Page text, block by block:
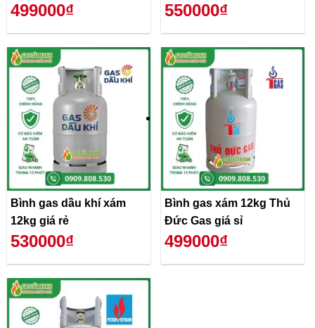
499000₫ 550000₫
Bình gas dầu khí xám
12kg giá rẻ
530000₫
Bình gas xám 12kg Thủ
Đức Gas giá sỉ
499000₫